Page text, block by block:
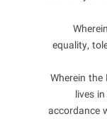
equality,
Wherein
lives
accordance